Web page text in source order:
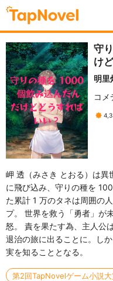
守
け
明里
コメ
岬 透（みさき とおる）は異
に飛び込み、守りの種を
た累計 1 万のタネは周囲の
プ。 世界を救う「勇者」が
怒。 責を果たす為、主人公
退治の旅に出ることに。し
実を知ることとなる。
第2回TapNovelゲーム小説